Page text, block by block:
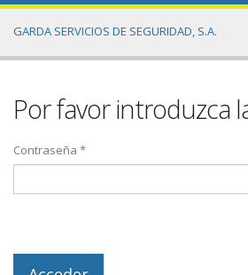
GARDA SERVICIOS DE SEGURIDAD, S.A.
Por favor introduzca
Contraseña *